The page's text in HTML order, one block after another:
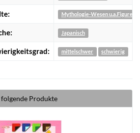
Mythologie-Wesen u.a.Figuren
Japanisch
mittelschwer schwierig
Produkte